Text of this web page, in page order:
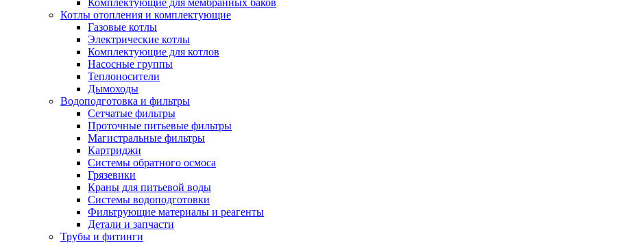
Комплектующие для мембранных баков
Котлы отопления и комплектующие
Газовые котлы
Электрические котлы
Комплектующие для котлов
Насосные группы
Теплоносители
Дымоходы
Водоподготовка и фильтры
Сетчатые фильтры
Проточные питьевые фильтры
Магистральные фильтры
Картриджи
Системы обратного осмоса
Грязевики
Краны для питьевой воды
Системы водоподготовки
Фильтрующие материалы и реагенты
Детали и запчасти
Трубы и фитинги